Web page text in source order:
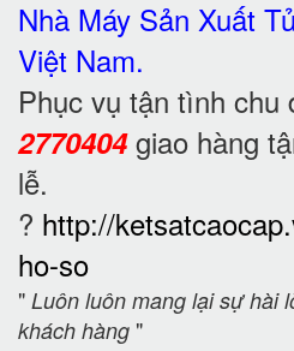
Nhà Máy Sản Xuất
Việt Nam.
Phục vụ tận tình chu
2770404giao hàng
lễ.
? http://
ho-so
" Luôn luôn mang lại sự hài
khách hàng "